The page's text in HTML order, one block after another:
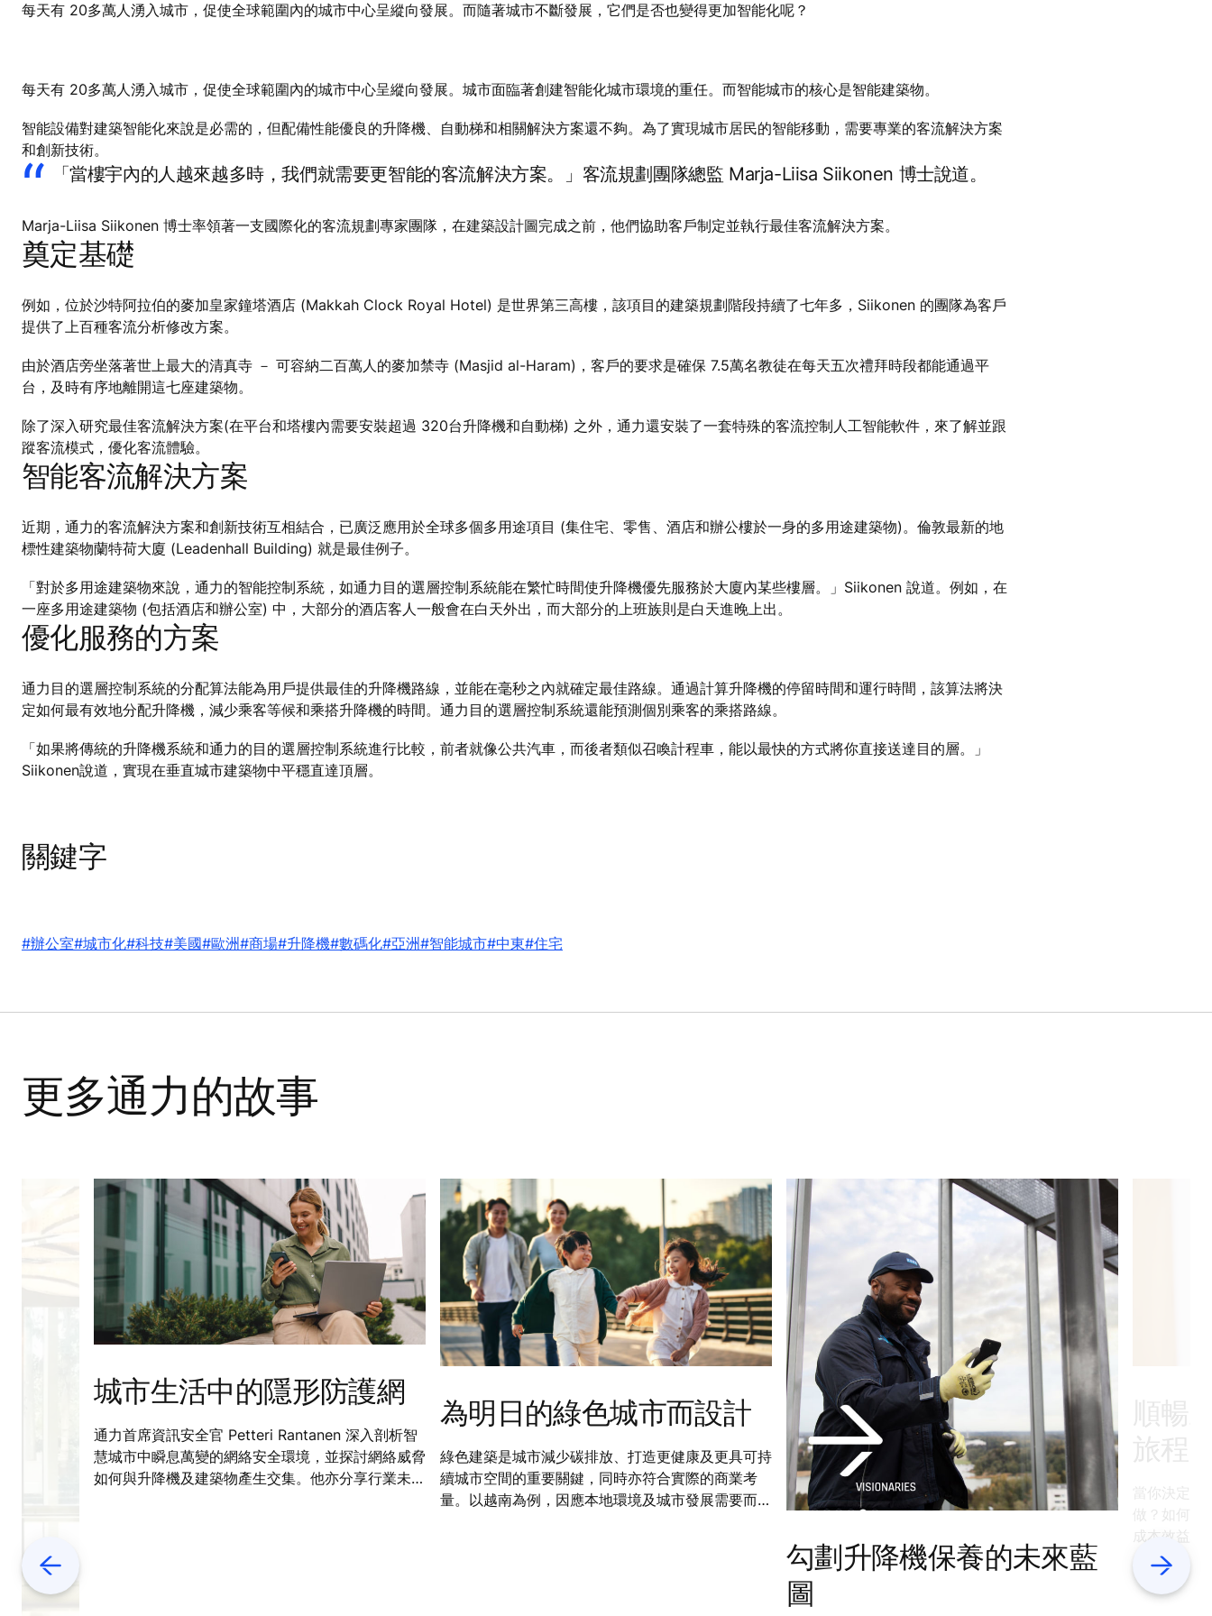
每天有 20多萬人湧入城市，促使全球範圍內的城市中心呈縱向發展。而隨著城市不斷發展，它們是否也變得更加智能化呢？
每天有 20多萬人湧入城市，促使全球範圍內的城市中心呈縱向發展。城市面臨著創建智能化城市環境的重任。而智能城市的核心是智能建築物。
智能設備對建築智能化來說是必需的，但配備性能優良的升降機、自動梯和相關解決方案還不夠。為了實現城市居民的智能移動，需要專業的客流解決方案
和創新技術。
「當樓宇內的人越來越多時，我們就需要更智能的客流解決方案。」客流規劃團隊總監 Marja-Liisa Siikonen 博士說道。
Marja-Liisa Siikonen 博士率領著一支國際化的客流規劃專家團隊，在建築設計圖完成之前，他們協助客戶制定並執行最佳客流解決方案。
奠定基礎
例如，位於沙特阿拉伯的麥加皇家鐘塔酒店 (Makkah Clock Royal Hotel) 是世界第三高樓，該項目的建築規劃階段持續了七年多，Siikonen 的團隊為客戶
提供了上百種客流分析修改方案。
由於酒店旁坐落著世上最大的清真寺 － 可容納二百萬人的麥加禁寺 (Masjid al-Haram)，客戶的要求是確保 7.5萬名教徒在每天五次禮拜時段都能通過平
台，及時有序地離開這七座建築物。
除了深入研究最佳客流解決方案(在平台和塔樓內需要安裝超過 320台升降機和自動梯) 之外，通力還安裝了一套特殊的客流控制人工智能軟件，來了解並跟
蹤客流模式，優化客流體驗。
智能客流解決方案
近期，通力的客流解決方案和創新技術互相結合，已廣泛應用於全球多個多用途項目 (集住宅、零售、酒店和辦公樓於一身的多用途建築物)。倫敦最新的地
標性建築物蘭特荷大廈 (Leadenhall Building) 就是最佳例子。
「對於多用途建築物來說，通力的智能控制系統，如通力目的選層控制系統能在繁忙時間使升降機優先服務於大廈內某些樓層。」Siikonen 說道。例如，在
一座多用途建築物 (包括酒店和辦公室) 中，大部分的酒店客人一般會在白天外出，而大部分的上班族則是白天進晚上出。
優化服務的方案
通力目的選層控制系統的分配算法能為用戶提供最佳的升降機路線，並能在毫秒之內就確定最佳路線。通過計算升降機的停留時間和運行時間，該算法將決
定如何最有效地分配升降機，減少乘客等候和乘搭升降機的時間。通力目的選層控制系統還能預測個別乘客的乘搭路線。
「如果將傳統的升降機系統和通力的目的選層控制系統進行比較，前者就像公共汽車，而後者類似召喚計程車，能以最快的方式將你直接送達目的層。」
Siikonen說道，實現在垂直城市建築物中平穩直達頂層。
關鍵字
#辦公室#城市化#科技#美國#歐洲#商場#升降機#數碼化#亞洲#智能城市#中東#住宅
更多通力的故事
城市生活中的隱形防護網
通力首席資訊安全官 Petteri Rantanen 深入剖析智
慧城市中瞬息萬變的網絡安全環境，並探討網絡威脅
如何與升降機及建築物產生交集。他亦分享行業未來
為明日的綠色城市而設計
綠色建築是城市減少碳排放、打造更健康及更具可持
續城市空間的重要關鍵，同時亦符合實際的商業考
量。以越南為例，因應本地環境及城市發展需要而制
勾劃升降機保養的未來藍
圖
順暢
旅程
當你決定
做？如何
成本效益地
個清晰的
升升降機的
揮最大價值